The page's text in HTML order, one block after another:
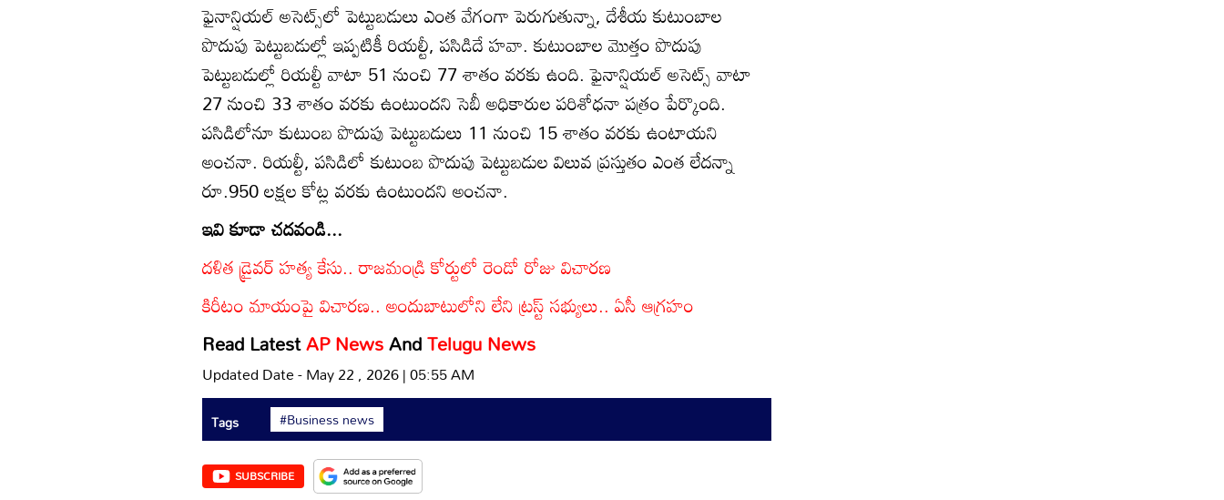
ఫైనాన్షియల్‌ అసెట్స్‌లో పెట్టుబడులు ఎంత వేగంగా పెరుగుతున్నా, దేశీయ కుటుంబాల
పొదుపు పెట్టుబడుల్లో ఇప్పటికీ రియల్టీ, పసిడిదే హవా. కుటుంబాల మొత్తం పొదుపు
పెట్టుబడుల్లో రియల్టీ వాటా 51 నుంచి 77 శాతం వరకు ఉంది. ఫైనాన్షియల్‌ అసెట్స్‌ వాటా
27 నుంచి 33 శాతం వరకు ఉంటుందని సెబీ అధికారుల పరిశోధనా పత్రం పేర్కొంది.
పసిడిలోనూ కుటుంబ పొదుపు పెట్టుబడులు 11 నుంచి 15 శాతం వరకు ఉంటాయని
అంచనా. రియల్టీ, పసిడిలో కుటుంబ పొదుపు పెట్టుబడుల విలువ ప్రస్తుతం ఎంత లేదన్నా
రూ.950 లక్షల కోట్ల వరకు ఉంటుందని అంచనా.
ఇవి కూడా చదవండి...
దళిత డ్రైవర్ హత్య కేసు.. రాజమండ్రి కోర్టులో రెండో రోజు విచారణ
కిరీటం మాయంపై విచారణ.. అందుబాటులోని లేని ట్రస్ట్‌ సభ్యులు.. ఏసీ ఆగ్రహం
Read LatestAP NewsAndTelugu News
Updated Date - May 22 , 2026 | 05:55 AM
Tags #Business news
SUBSCRIBE